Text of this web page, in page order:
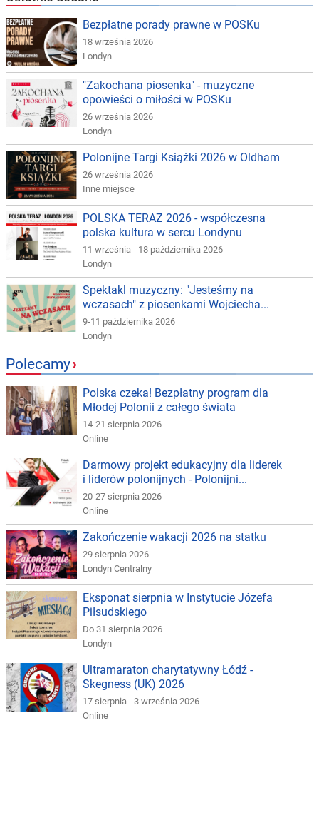
Bezpłatne porady prawne w POSKu
18 września 2026
Londyn
"Zakochana piosenka" - muzyczne
opowieści o miłości w POSKu
26 września 2026
Londyn
Polonijne Targi Książki 2026 w Oldham
26 września 2026
Inne miejsce
POLSKA TERAZ 2026 - współczesna
polska kultura w sercu Londynu
11 września - 18 października 2026
Londyn
Spektakl muzyczny: "Jesteśmy na
wczasach" z piosenkami Wojciecha...
9-11 października 2026
Londyn
Polecamy›
Polska czeka! Bezpłatny program dla
Młodej Polonii z całego świata
14-21 sierpnia 2026
Online
Darmowy projekt edukacyjny dla liderek
i liderów polonijnych - Polonijni...
20-27 sierpnia 2026
Online
Zakończenie wakacji 2026 na statku
29 sierpnia 2026
Londyn Centralny
Eksponat sierpnia w Instytucie Józefa
Piłsudskiego
Do 31 sierpnia 2026
Londyn
Ultramaraton charytatywny Łódź -
Skegness (UK) 2026
17 sierpnia - 3 września 2026
Online